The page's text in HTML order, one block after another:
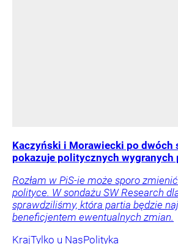
Kaczyński i Morawiecki po dwóch
pokazuje politycznych wygranych
Rozłam w PiS-ie może sporo
polityce. W sondażu SW Research
sprawdziliśmy, która partia będzie
beneficjentem ewentualnych zmian.
KrajTylko u NasPolityka